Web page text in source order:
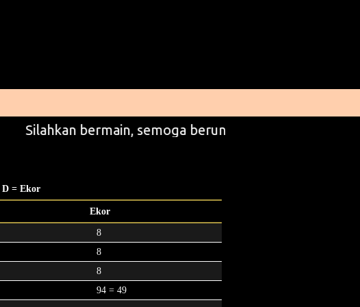
Silahkan bermain, semoga beruntung
D = Ekor
Ekor
8
8
8
94 = 49